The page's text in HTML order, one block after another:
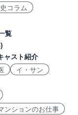
コラム
覧
ャスト紹介
イ・サン
ンションのお仕事